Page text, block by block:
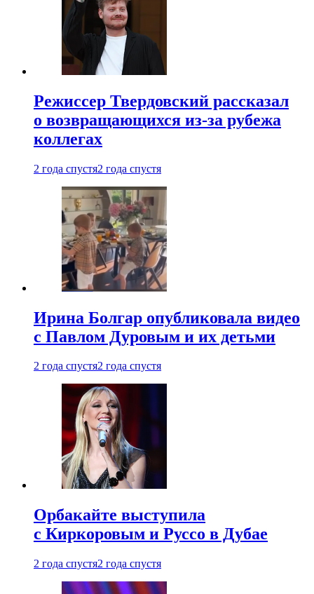
Режиссер Твердовский рассказал
о возвращающихся из-за рубежа
коллегах
2 года спустя2 года спустя
Ирина Болгар опубликовала видео
с Павлом Дуровым и их детьми
2 года спустя2 года спустя
Орбакайте выступила
с Киркоровым и Руссо в Дубае
2 года спустя2 года спустя